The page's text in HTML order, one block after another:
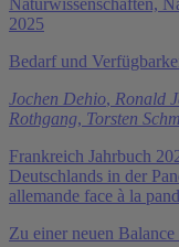
Naturwissenschaften,
2025
Bedarf und
Jochen Dehio, Ronald
Rothgang, Torsten
Frankreich Jahrbuch
Deutschlands in der
allemande face à la
Zu einer neuen